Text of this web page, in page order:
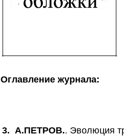
Оглавление журнала:
3. А.ПЕТРОВ.. Эволюция